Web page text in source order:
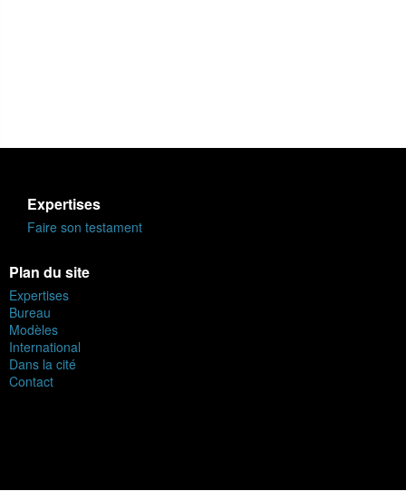
Expertises
Faire son testament
Plan du site
Expertises
Bureau
Modèles
International
Dans la cité
Contact